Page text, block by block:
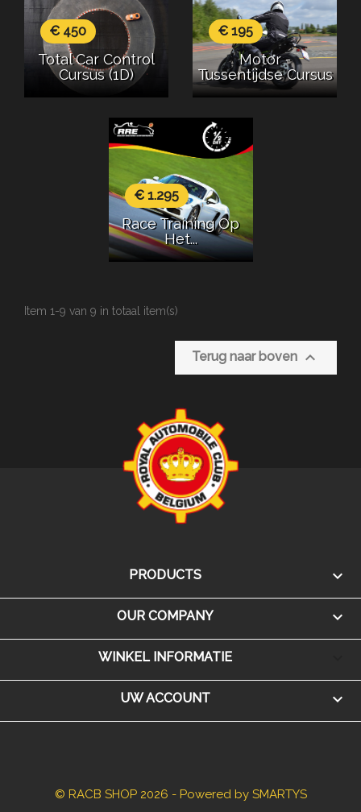
Total Car Control
Cursus (1D)
€ 450
Motor -
Tussentijdse Cursus
€ 195
Race Training Op
Het...
€ 1.295
Item 1-9 van 9 in totaal item(s)
Terug naar boven 
PRODUCTS 
OUR COMPANY 
WINKEL INFORMATIE
UW ACCOUNT 
© RACB SHOP 2026 - Powered by SMARTYS